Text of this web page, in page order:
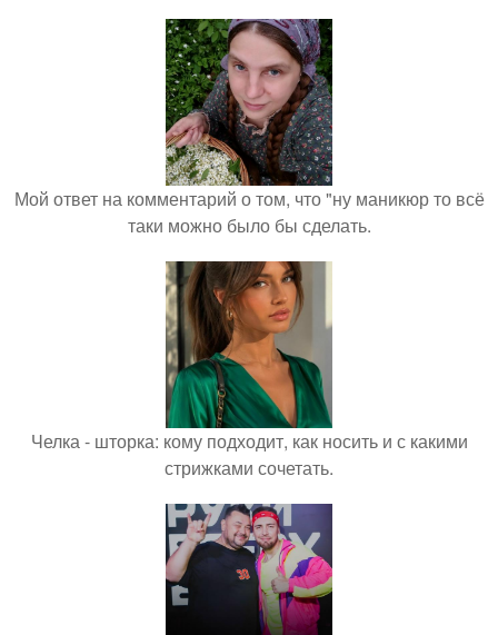
Мой ответ на комментарий о том, что "ну маникюр то всё
таки можно было бы сделать.
Челка - шторка: кому подходит, как носить и с какими
стрижками сочетать.